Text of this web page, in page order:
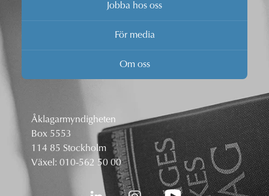
Jobba hos oss
För media
Om oss
Åklagarmyndigheten
Box 5553
114 85 Stockholm
Växel: 010-562 50 00